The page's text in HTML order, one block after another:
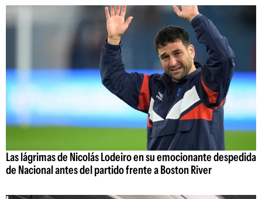
Las lágrimas de Nicolás Lodeiro en su emocionante despedida
de Nacional antes del partido frente a Boston River